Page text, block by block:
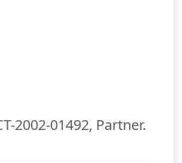
2002-01492, Partner.